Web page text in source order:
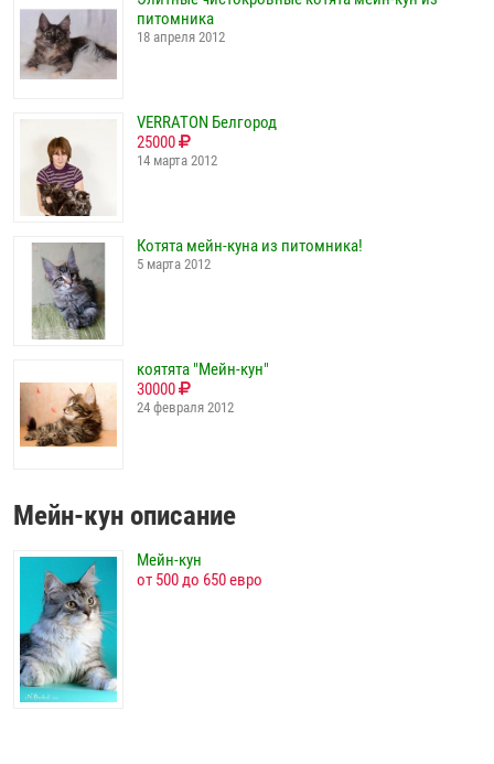
питомника
18 апреля 2012
VERRATON Белгород
25000
14 марта 2012
Котята мейн-куна из питомника!
5 марта 2012
коятята "Мейн-кун"
30000
24 февраля 2012
Мейн-кун описание
Мейн-кун
от 500 до 650 евро